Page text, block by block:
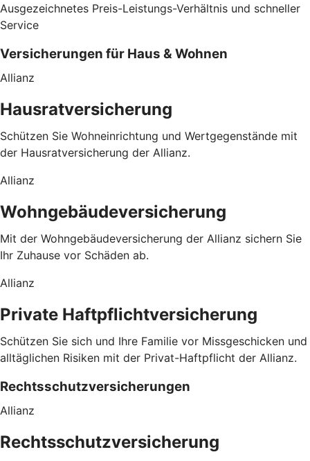
Ausgezeichnetes Preis-Leistungs-Verhältnis und schneller
Service
Versicherungen für Haus & Wohnen
Allianz
Hausratversicherung
Schützen Sie Wohneinrichtung und Wertgegenstände mit
der Hausratversicherung der Allianz.
Allianz
Wohngebäudeversicherung
Mit der Wohngebäudeversicherung der Allianz sichern Sie
Ihr Zuhause vor Schäden ab.
Allianz
Private Haftpflichtversicherung
Schützen Sie sich und Ihre Familie vor Missgeschicken und
alltäglichen Risiken mit der Privat-Haftpflicht der Allianz.
Rechtsschutzversicherungen
Allianz
Rechtsschutzversicherung